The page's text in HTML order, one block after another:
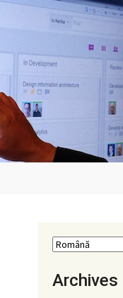
Archives